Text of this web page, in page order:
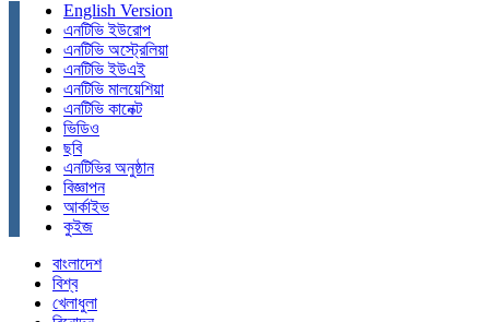
English Version
এনটিভি ইউরোপ
এনটিভি অস্ট্রেলিয়া
এনটিভি ইউএই
এনটিভি মালয়েশিয়া
এনটিভি কানেক্ট
ভিডিও
ছবি
এনটিভির অনুষ্ঠান
বিজ্ঞাপন
আর্কাইভ
কুইজ
বাংলাদেশ
বিশ্ব
খেলাধুলা